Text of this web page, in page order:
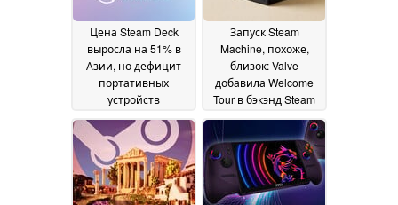
Цена Steam Deck
выросла на 51% в
Азии, но дефицит
портативных
устройств
02 June
2026
Запуск Steam
Machine, похоже,
близок: Valve
добавила Welcome
Tour в бэкэнд Steam
31 May 2026